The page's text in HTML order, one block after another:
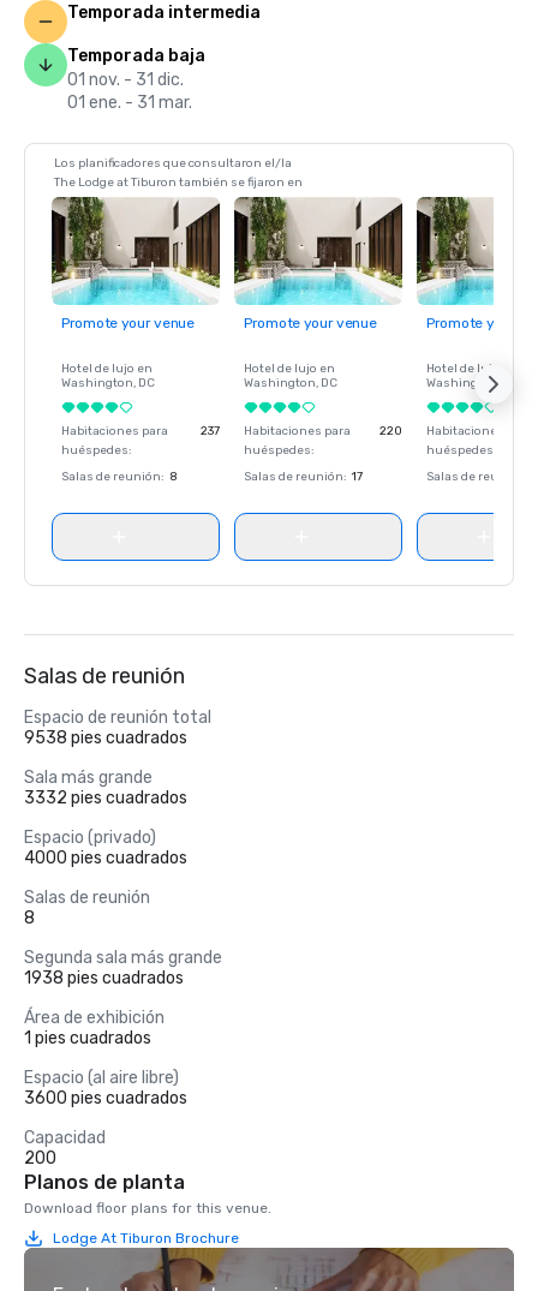
Temporada intermedia
Temporada baja
01 nov. - 31 dic.
01 ene. - 31 mar.
Los planificadores que consultaron el/la
The Lodge at Tiburon también se fijaron en
Promote your venue
Hotel de lujo en
Washington, DC
Habitaciones para
huéspedes:
237
Salas de reunión: 8
Promote your venue
Hotel de lujo en
Washington, DC
Habitaciones para
huéspedes:
220
Salas de reunión: 17
Promote your
Hotel de lujo en
Washington
Habitaciones para
huéspedes
Salas de reunión
Salas de reunión
Espacio de reunión total
9538 pies cuadrados
Sala más grande
3332 pies cuadrados
Espacio (privado)
4000 pies cuadrados
Salas de reunión
8
Segunda sala más grande
1938 pies cuadrados
Área de exhibición
1 pies cuadrados
Espacio (al aire libre)
3600 pies cuadrados
Capacidad
200
Planos de planta
Download floor plans for this venue.
Lodge At Tiburon Brochure